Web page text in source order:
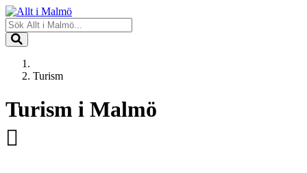
Turism
Turism i Malmö